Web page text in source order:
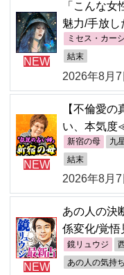
NEW
「こんな
魅力/手放し
ミセス・カー
結末
2026年8月7
NEW
【不倫愛
い、本気
新宿の母 九
結末
2026年8月7
NEW
あの人の決
係変化/覚悟
鏡リュウジ
あの人の気持ち